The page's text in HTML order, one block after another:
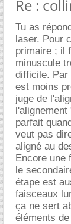
Re :
Tu as
laser. Pour
primaire ; il
minuscule
difficile. Par
est moins
juge de
parfait
veut pas
aligné au
Encore une
le
étape est
faisceaux
ça ne sert
éléments